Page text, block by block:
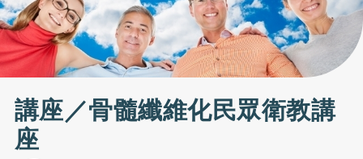
講座／骨髓纖維化民眾衛教講
座